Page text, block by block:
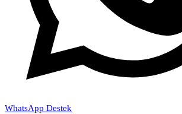
WhatsApp Destek